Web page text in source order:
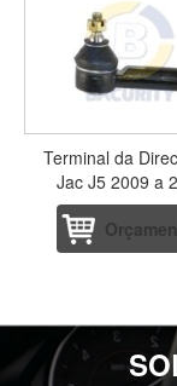
Terminal da
Jac J5 2009 a